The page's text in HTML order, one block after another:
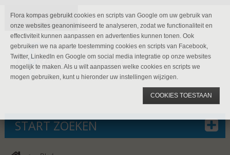
START ZOEKEN
Flora kompas gebruikt cookies en scripts van Google om uw gebruik van
onze websites geanonimiseerd te analyseren, zodat we functionaliteit en
effectiviteit kunnen aanpassen en advertenties kunnen tonen. Ook
gebruiken we na aparte toestemming cookies en scripts van Facebook,
Twitter, LinkedIn en Google om social media integratie op onze websites
mogelijk te maken. Als u wilt aanpassen welke cookies en scripts we
mogen gebruiken, kunt u hieronder uw instellingen wijzigen.
COOKIES TOESTAAN